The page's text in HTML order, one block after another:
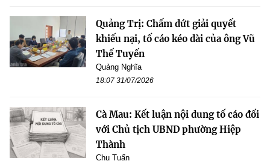
Quảng Trị: Chấm dứt giải quyết
khiếu nại, tố cáo kéo dài của ông Vũ
Thế Tuyến
Quảng Nghĩa
18:07 31/07/2026
Cà Mau: Kết luận nội dung tố cáo đối
với Chủ tịch UBND phường Hiệp
Thành
Chu Tuấn